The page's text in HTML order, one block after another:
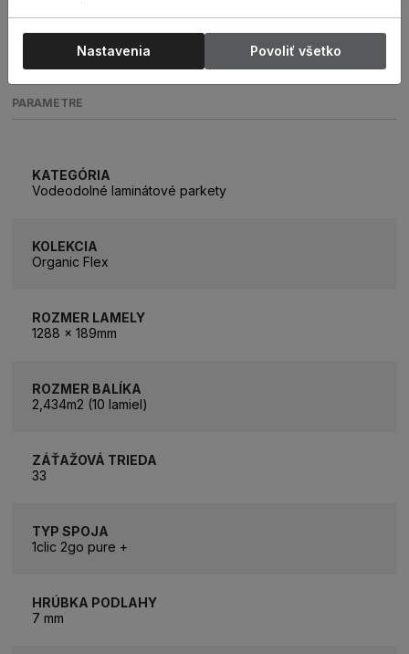
PARAMETRE
KATEGÓRIA
Vodeodolné laminátové parkety
KOLEKCIA
Organic Flex
ROZMER LAMELY
1288 x 189mm
ROZMER BALÍKA
2,434m2 (10 lamiel)
ZÁŤAŽOVÁ TRIEDA
33
TYP SPOJA
1clic 2go pure +
HRÚBKA PODLAHY
7 mm
Nastavenia Povoliť všetko